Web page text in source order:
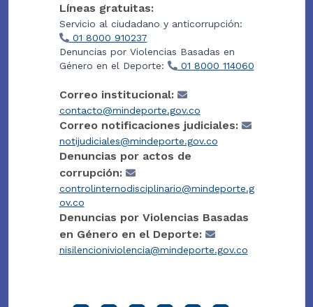
Líneas gratuitas:
Servicio al ciudadano y anticorrupción:
01 8000 910237
Denuncias por Violencias Basadas en
Género en el Deporte:
01 8000 114060
Correo institucional:
contacto@mindeporte.gov.co
Correo notificaciones judiciales:
notijudiciales@mindeporte.gov.co
Denuncias por actos de
corrupción:
controlinternodisciplinario@mindeporte.g
ov.co
Denuncias por Violencias Basadas
en Género en el Deporte:
nisilencioniviolencia@mindeporte.gov.co